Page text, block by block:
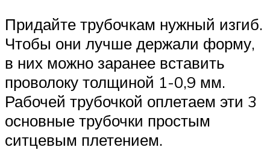
Придайте трубочкам нужный изгиб.
Чтобы они лучше держали форму,
в них можно заранее вставить
проволоку толщиной 1-0,9 мм.
Рабочей трубочкой оплетаем эти 3
основные трубочки простым
ситцевым плетением.